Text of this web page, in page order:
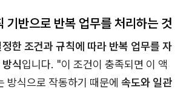
기반으로 반복 업무를 처리하는 것
한 조건과 규칙에 따라 반복 업무를 자
식입니다. "이 조건이 충족되면 이 액
방식으로 작동하기 때문에 속도와 일관